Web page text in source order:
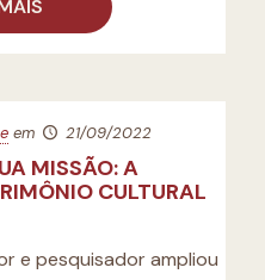
em 21/09/2022
MISSÃO: A
CULTURAL
e pesquisador ampliou